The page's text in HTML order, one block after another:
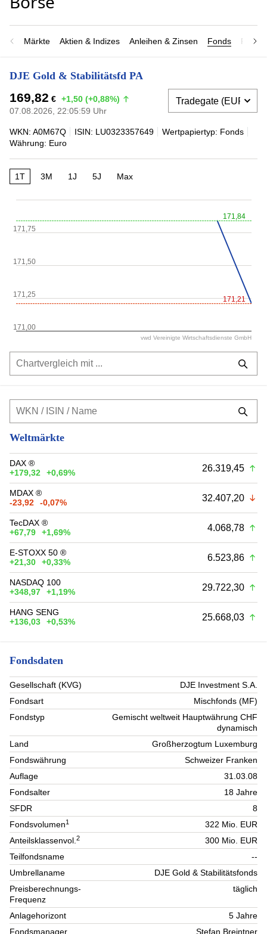
Märkte Aktien & Indizes Anleihen & Zinsen Fonds
DJE Gold & Stabilitätsfd PA
169,82 € +1,50 (+0,88%)
07.08.2026, 22:05:59 Uhr
WKN: A0M67Q ISIN: LU0323357649
Wertpapiertyp: Fonds
Währung: Euro
1T 3M 1J 5J Max
171,84
171,21
171,00
171,25
171,50
171,75
vwd Vereinigte Wirtschaftsdienste GmbH
Weltmärkte
DAX ®
+179,32
+0,69% 26.319,45
MDAX ®
-23,92
-0,07% 32.407,20
TecDAX ®
+67,79
+1,69% 4.068,78
E-STOXX 50 ®
+21,30
+0,33% 6.523,86
NASDAQ 100
+348,97
+1,19% 29.722,30
HANG SENG
+136,03
+0,53% 25.668,03
Fondsdaten
Gesellschaft (KVG)
DJE Investment S.A.
Fondsart
Mischfonds (MF)
Fondstyp
Gemischt weltweit Hauptwährung CHF
dynamisch
Land
Großherzogtum Luxemburg
Fondswährung
Schweizer Franken
Auflage
31.03.08
Fondsalter
18 Jahre
SFDR
8
Fondsvolumen1
322 Mio. EUR
Anteilsklassenvol.2
300 Mio. EUR
Teilfondsname
--
Umbrellaname
DJE Gold & Stabilitätsfonds
Preisberechnungs-
Frequenz
täglich
Anlagehorizont
5 Jahre
Fondsmanager
Stefan Breintner